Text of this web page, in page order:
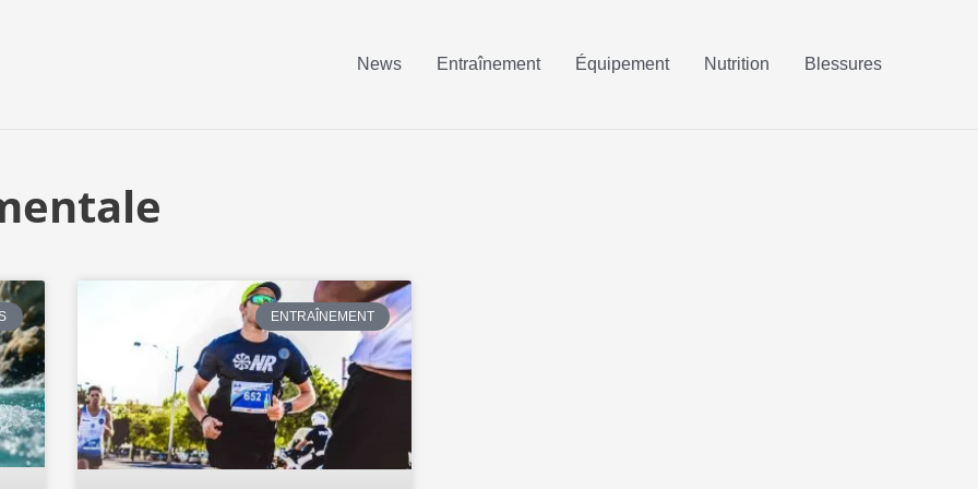
News Entraînement Équipement Nutrition Blessures
ENTRAÎNEMENT